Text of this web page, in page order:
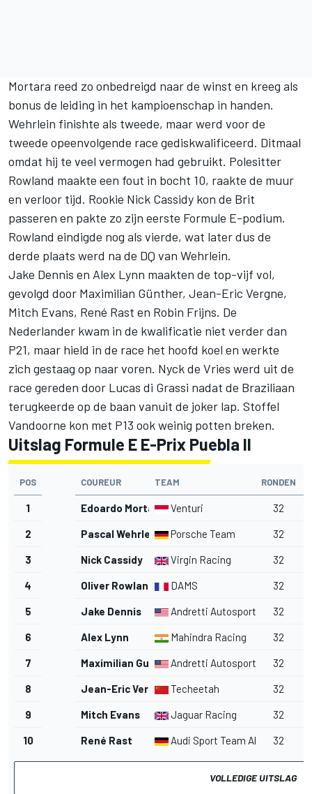
Mortara reed zo onbedreigd naar de winst en kreeg als
bonus de leiding in het kampioenschap in handen.
Wehrlein finishte als tweede, maar werd voor de
tweede opeenvolgende race gediskwalificeerd. Ditmaal
omdat hij te veel vermogen had gebruikt. Polesitter
Rowland maakte een fout in bocht 10, raakte de muur
en verloor tijd. Rookie Nick Cassidy kon de Brit
passeren en pakte zo zijn eerste Formule E-podium.
Rowland eindigde nog als vierde, wat later dus de
derde plaats werd na de DQ van Wehrlein.
Jake Dennis en Alex Lynn maakten de top-vijf vol,
gevolgd door Maximilian Günther, Jean-Eric Vergne,
Mitch Evans, René Rast en Robin Frijns. De
Nederlander kwam in de kwalificatie niet verder dan
P21, maar hield in de race het hoofd koel en werkte
zich gestaag op naar voren. Nyck de Vries werd uit de
race gereden door Lucas di Grassi nadat de Braziliaan
terugkeerde op de baan vanuit de joker lap. Stoffel
Vandoorne kon met P13 ook weinig potten breken.
Uitslag Formule E E-Prix Puebla II
POS COUREUR TEAM RONDEN
1 Edoardo Mortara Venturi 32
2 Pascal Wehrlein Porsche Team 32
3 Nick Cassidy Virgin Racing 32
4 Oliver Rowland DAMS 32
5 Jake Dennis Andretti Autosport 32
6 Alex Lynn Mahindra Racing 32
7 Maximilian GuntherAndretti Autosport 32
8 Jean-Eric Vergne Techeetah 32
9 Mitch Evans Jaguar Racing 32
10 René Rast Audi Sport Team Abt 32
VOLLEDIGE UITSLAG